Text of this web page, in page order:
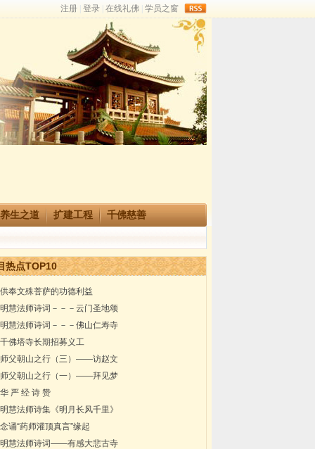
养生之道 扩建工程 千佛慈善
热点TOP10
供奉文殊菩萨的功德利益
明慧法师诗词－－－云门圣地颂
明慧法师诗词－－－佛山仁寿寺
千佛塔寺长期招募义工
师父朝山之行（三）——访赵文
师父朝山之行（一）——拜见梦
华 严 经 诗 赞
明慧法师诗集《明月长风千里》
念诵“药师灌顶真言”缘起
明慧法师诗词——有感大悲古寺